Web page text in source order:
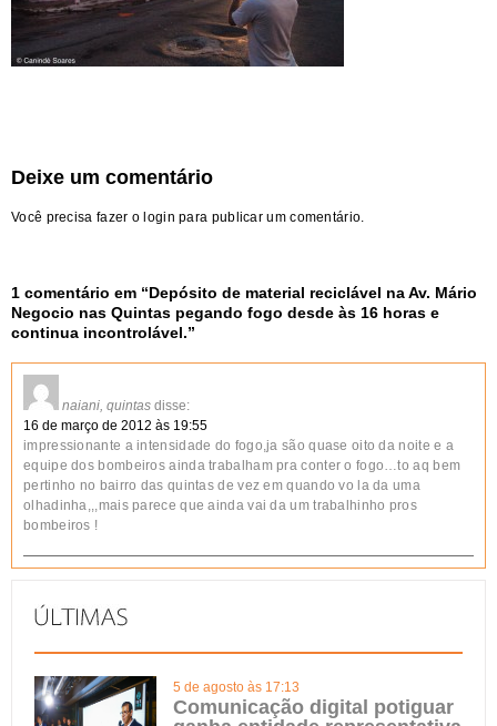
Deixe um comentário
Você precisa fazer o login para publicar um comentário.
1 comentário em “Depósito de material reciclável na Av. Mário
Negocio nas Quintas pegando fogo desde às 16 horas e
continua incontrolável.”
naiani, quintas disse:
16 de março de 2012 às 19:55
impressionante a intensidade do fogo,ja são quase oito da noite e a
equipe dos bombeiros ainda trabalham pra conter o fogo…to aq bem
pertinho no bairro das quintas de vez em quando vo la da uma
olhadinha,,,mais parece que ainda vai da um trabalhinho pros
bombeiros !
5 de agosto às 17:13
Comunicação digital potiguar